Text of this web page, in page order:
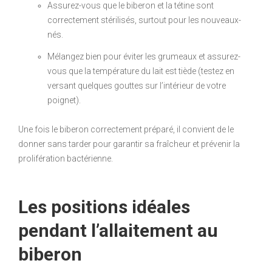
Assurez-vous que le biberon et la tétine sont
correctement stérilisés, surtout pour les nouveaux-
nés.
Mélangez bien pour éviter les grumeaux et assurez-
vous que la température du lait est tiède (testez en
versant quelques gouttes sur l’intérieur de votre
poignet).
Une fois le biberon correctement préparé, il convient de le
donner sans tarder pour garantir sa fraîcheur et prévenir la
prolifération bactérienne.
Les positions idéales
pendant l’allaitement au
biberon